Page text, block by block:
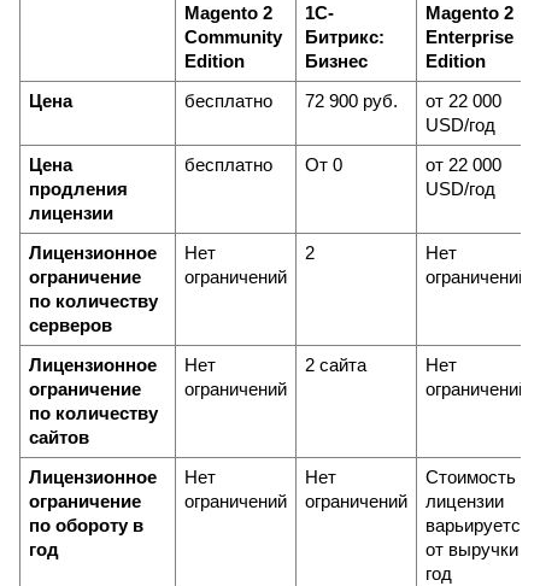
Magento 2
Community
Edition
1С-
Битрикс:
Бизнес
Magento 2
Enterprise
Edition
Цена бесплатно 72 900 руб.
от 22 000
USD/год
Цена
продления
лицензии
бесплатно От 0
от 22 000
USD/год
Лицензионное
ограничение
по количеству
серверов
Нет
ограничений
2
Нет
ограничений
Лицензионное
ограничение
по количеству
сайтов
Нет
ограничений
2 сайта
Нет
ограничений
Лицензионное
ограничение
по обороту в
год
Нет
ограничений
Нет
ограничений
Стоимость
лицензии
варьируется
от выручки в
год